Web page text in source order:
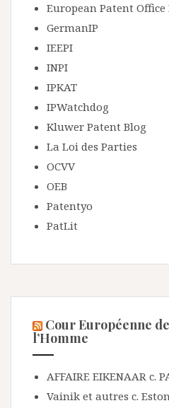
European Patent Office
GermanIP
IEEPI
INPI
IPKAT
IPWatchdog
Kluwer Patent Blog
La Loi des Parties
OCVV
OEB
Patentyo
PatLit
Cour Européenne
l’Homme
AFFAIRE EIKENAAR c.
Vainik et autres c.